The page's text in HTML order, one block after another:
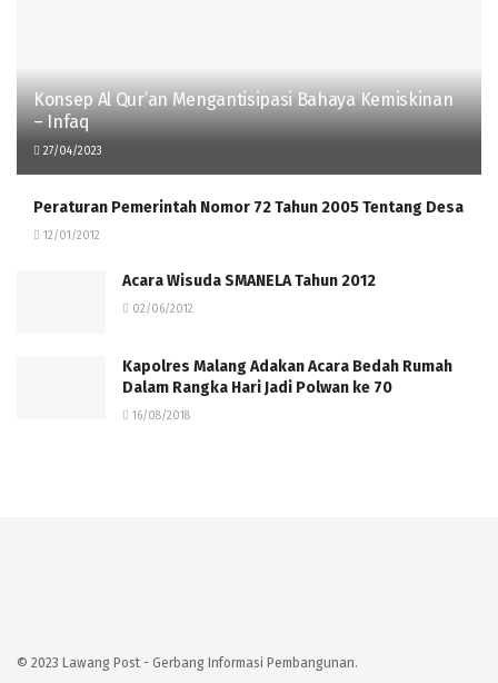
Konsep Al Qur’an Mengantisipasi Bahaya Kemiskinan
– Infaq
27/04/2023
Peraturan Pemerintah Nomor 72 Tahun 2005 Tentang Desa
12/01/2012
Acara Wisuda SMANELA Tahun 2012
02/06/2012
Kapolres Malang Adakan Acara Bedah Rumah
Dalam Rangka Hari Jadi Polwan ke 70
16/08/2018
© 2023 Lawang Post - Gerbang Informasi Pembangunan.